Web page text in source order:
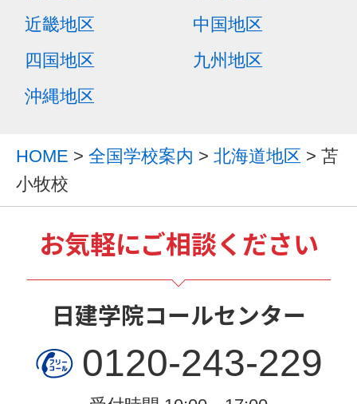
近畿地区
中国地区
四国地区
九州地区
沖縄地区
HOME > 全国学校案内 > 北海道地区 > 苫
小牧校
お気軽にご相談ください
日建学院コールセンター
0120-243-229